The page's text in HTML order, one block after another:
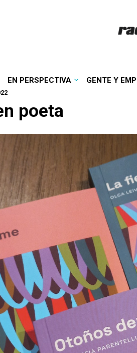
EN PERSPECTIVA GENTE Y
poeta